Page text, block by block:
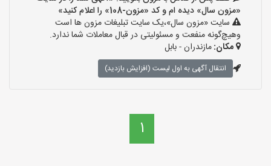
«مزون سال» دیده ام و کد «مزون-108» را اعلام کنید»
سایت «مزون سال»،یک سایت تبلیغات مزون ها است
وهیچ‌گونه منفعت و مسئولیتی در قبال معاملات شما ندارد.
مکان:مازندران - بابل
انتقال آگهی به اول لیست (افزایش بازدید)
1